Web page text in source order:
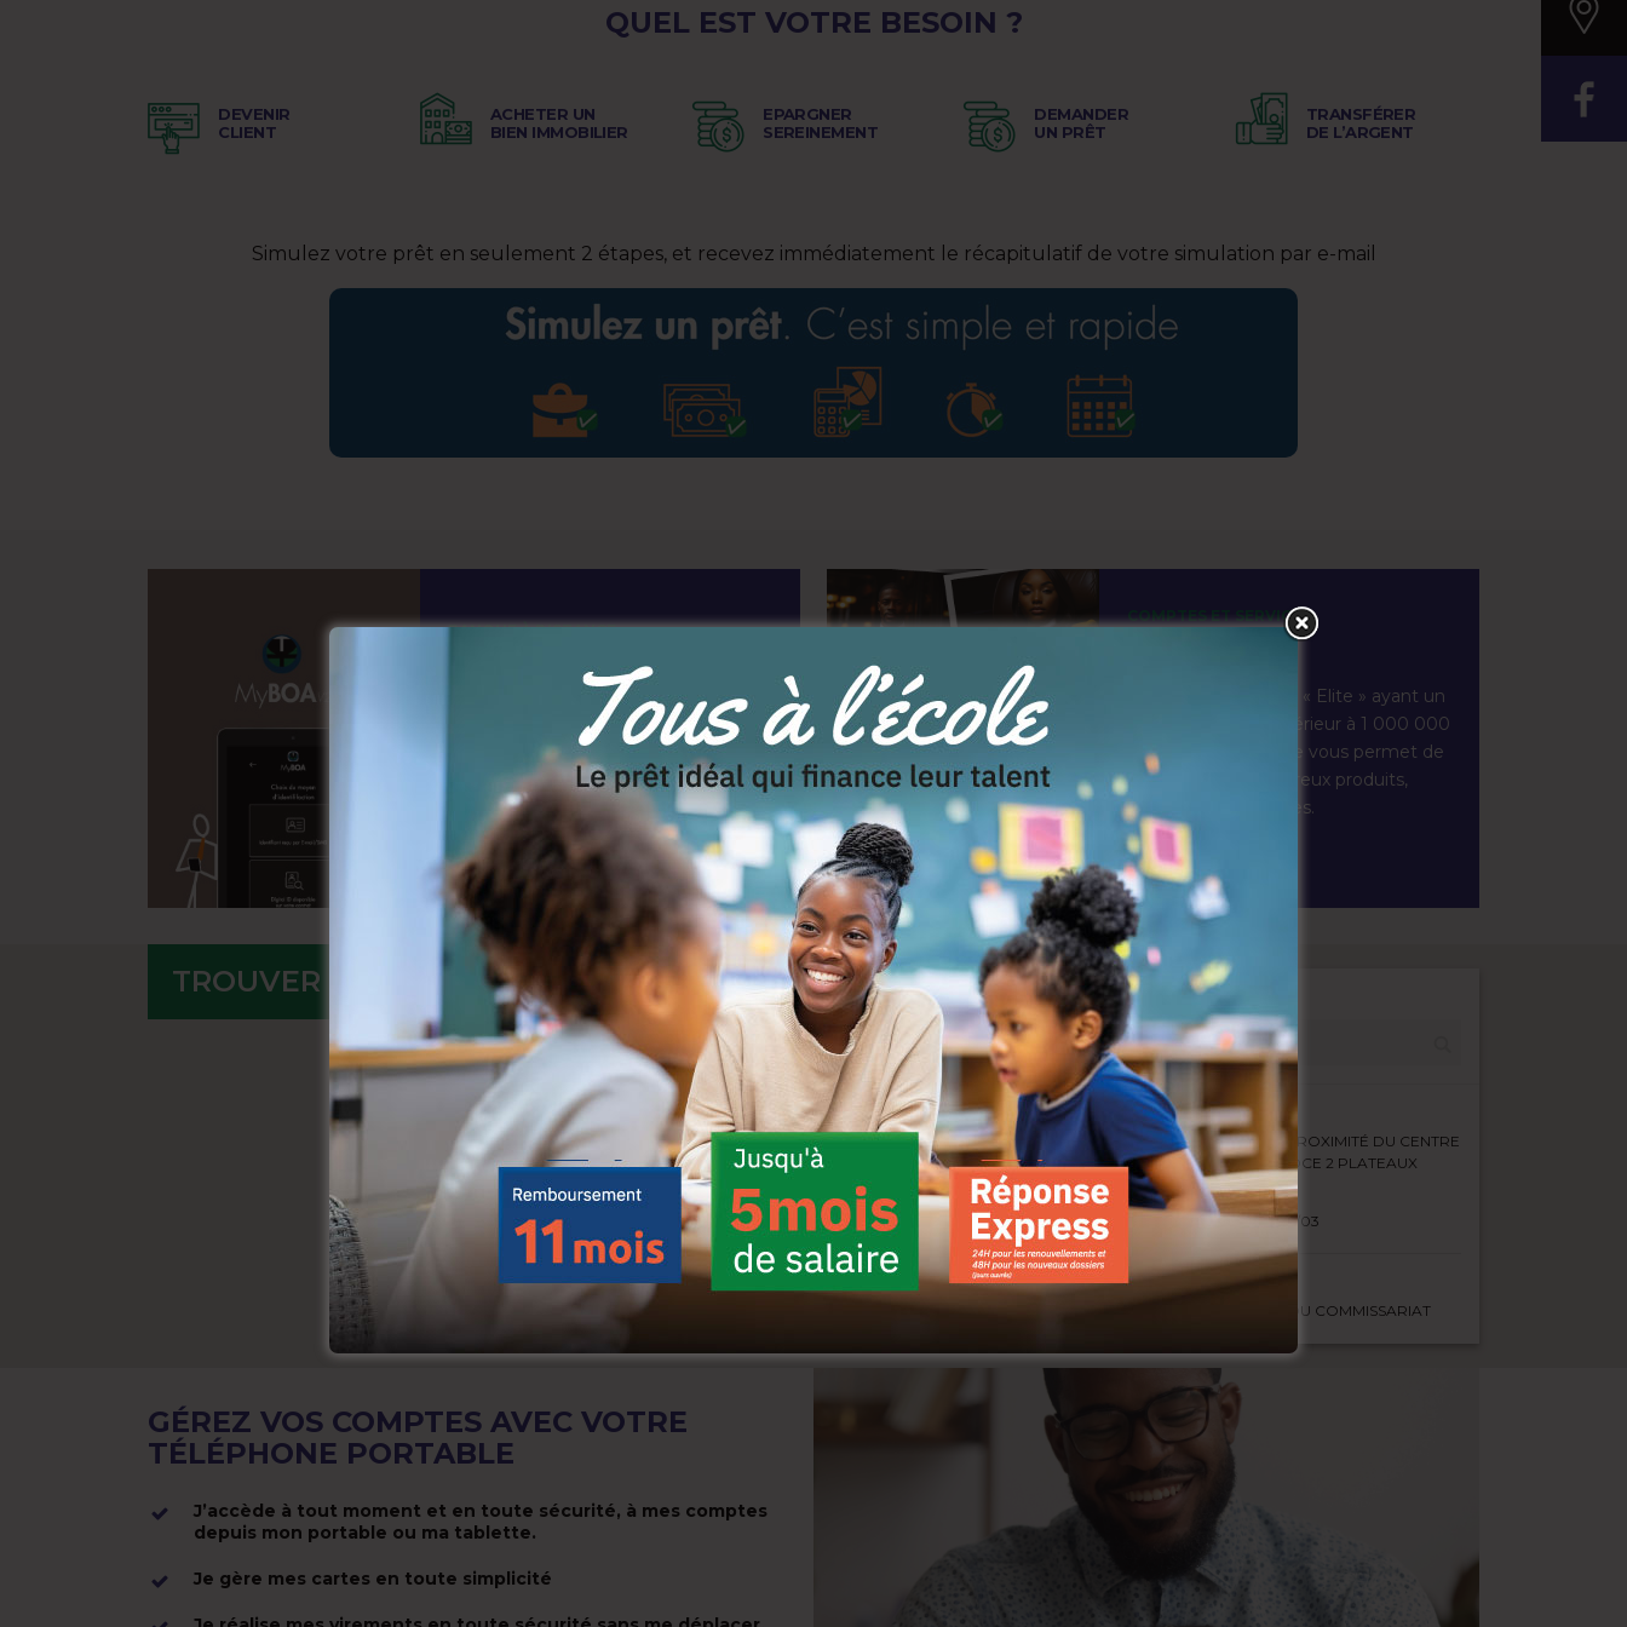
QUEL EST VOTRE BESOIN ?
DEVENIR
CLIENT
ACHETER UN
BIEN IMMOBILIER
EPARGNER
SEREINEMENT
DEMANDER
UN PRÊT
TRANSFÉRER
DE L’ARGENT
Simulez votre prêt en seulement 2 étapes, et recevez immédiatement le récapitulatif de votre simulation par e-mail
BANQUE À DISTANCE
Toute votre banque sur votre mobile
ou votre tablette. Avec l’appli MyBOA
gérez vos comptes avec confort et
sérénité, sans vous déplacer !
J’EN PROFITE
COMPTES ET SERVICES
Destinée aux clients « Elite » ayant un
salaire mensuel supérieur à 1 000 000
F CFA, cette formule vous permet de
bénéficier de nombreux produits,
services et avantages.
JE DÉCOUVRE
TROUVER MON AGENCE VILLE :
II PLATEAUX
BD DES MATYRS À PROXIMITÉ DU CENTRE
COMMERCIAL SOCOCE 2 PLATEAUX
ABIDJAN
: 27 20 30 68 02/03
ADJAMÉ SUD, RUE DU COMMISSARIAT
TÉL
: 27 20 20 35 09/10
VALLON
2 PLATEAUX, ANCIEN CENTRE
COMMERCIAL DU VALLON
ABIDJAN
RUE DES JARDINS
GÉREZ VOS COMPTES AVEC VOTRE
TÉLÉPHONE PORTABLE
J’accède à tout moment et en toute sécurité, à mes comptes
depuis mon portable ou ma tablette.
Je gère mes cartes en toute simplicité